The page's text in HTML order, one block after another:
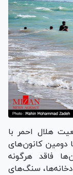
هلال احمر با
دومین کانون‌های
فاقد هرگونه
سنگ‌های